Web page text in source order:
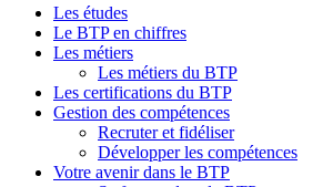
Les études
Le BTP en chiffres
Les métiers
Les métiers du BTP
Les certifications du BTP
Gestion des compétences
Recruter et fidéliser
Développer les compétences
Votre avenir dans le BTP